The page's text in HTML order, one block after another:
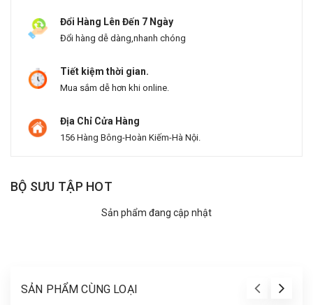
Đổi Hàng Lên Đến 7 Ngày
Đổi hàng dễ dàng,nhanh chóng
Tiết kiệm thời gian.
Mua sắm dễ hơn khi online.
Địa Chỉ Cửa Hàng
156 Hàng Bông-Hoàn Kiếm-Hà Nội.
BỘ SƯU TẬP HOT
Sản phẩm đang cập nhật
SẢN PHẨM CÙNG LOẠI